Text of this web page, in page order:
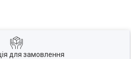
для замовлення